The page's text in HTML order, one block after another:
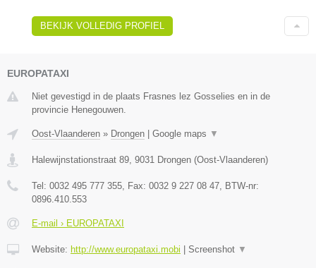
BEKIJK VOLLEDIG PROFIEL
EUROPATAXI
Niet gevestigd in de plaats Frasnes lez Gosselies en in de
provincie Henegouwen.
Oost-Vlaanderen » Drongen | Google maps ▼
Halewijnstationstraat 89 9031 Drongen (Oost-Vlaanderen)
Tel: 0032 495 777 355 , Fax: 0032 9 227 08 47 , BTW-nr:
0896.410.553
E-mail › EUROPATAXI
Website: http://www.europataxi.mobi | Screenshot ▼